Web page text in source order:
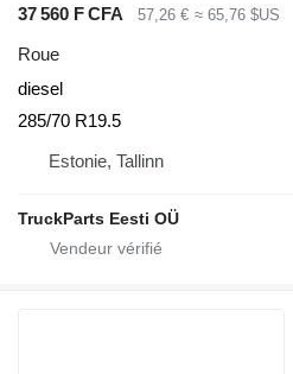
37 560 F CFA 57,26 € ≈ 65,76 $US
Roue
diesel
285/70 R19.5
Estonie, Tallinn
TruckParts Eesti OÜ